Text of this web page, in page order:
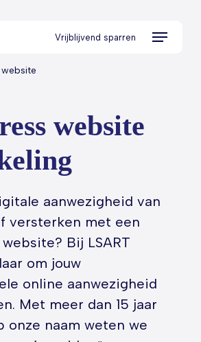
Vrijblijvend sparren Menu
website
aanwezigheid van
versterken met een
Bij LSART
om jouw
online aanwezigheid
Met meer dan 15 jaar
onze naam weten we